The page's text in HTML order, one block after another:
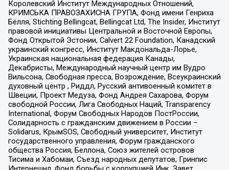
Королевский Институт Международных Отношений,
КРИМСЬКА ПРАВОЗАХИСНА ГРУПА, Фонд имени Генриха
Бёлля, Stichting Bellingcat, Bellingcat Ltd, The Insider, Институт
правовой инициативы Центральной и Восточной Европы,
Фонд Открытой Эстонии, Calvert 22 Foundation, Канадский
украинский конгресс, Институт Макдональда-Лорье,
Украинская национальная федерация Канады,
Декабристы, Международный научный центр им Вудро
Вильсона, Свободная пресса, Возрождение, Всеукраинский
духовный центр , Риддл, Русский антивоенный комитет в
Швеции, Проект Медуза, Фонд Андрея Сахарова, Форум
свободной России, Лига Свободных Наций, Transparеncy
International, Форум Свободных Народов ПостРоссии,
Солидарность с гражданским движением в России –
Solidarus, КрымSOS, Свободный университет, Институт
государственного управления, Форум гражданского
общества Россия, Беллона, Союз жителей островов
Тисима и Хабомаи, Съезд народных депутатов, Гринпис